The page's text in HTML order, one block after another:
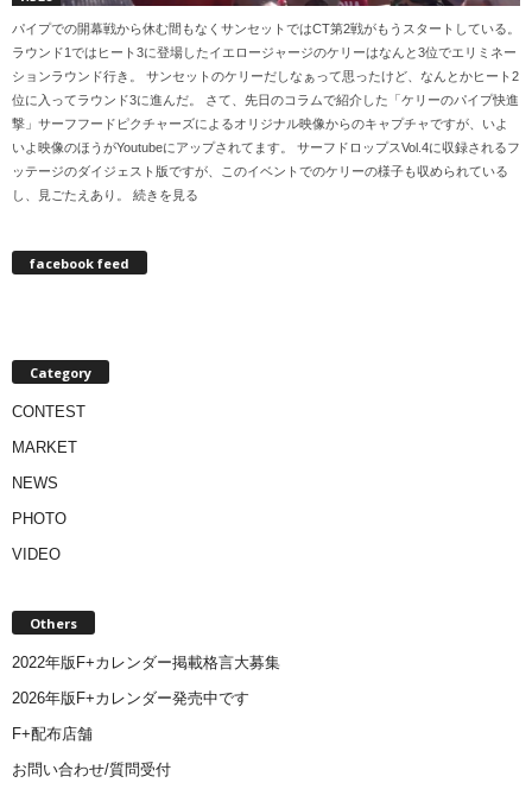
パイプでの開幕戦から休む間もなくサンセットではCT第2戦がもうスタートしている。
ラウンド1ではヒート3に登場したイエロージャージのケリーはなんと3位でエリミネー
ションラウンド行き。 サンセットのケリーだしなぁって思ったけど、なんとかヒート2
位に入ってラウンド3に進んだ。 さて、先日のコラムで紹介した「ケリーのパイプ快進
撃」サーフフードピクチャーズによるオリジナル映像からのキャプチャですが、いよ
いよ映像のほうがYoutubeにアップされてます。 サーフドロップスVol.4に収録されるフ
ッテージのダイジェスト版ですが、このイベントでのケリーの様子も収められている
し、見ごたえあり。 続きを見る
facebook feed
Category
CONTEST
MARKET
NEWS
PHOTO
VIDEO
Others
2022年版F+カレンダー掲載格言大募集
2026年版F+カレンダー発売中です
F+配布店舗
お問い合わせ/質問受付